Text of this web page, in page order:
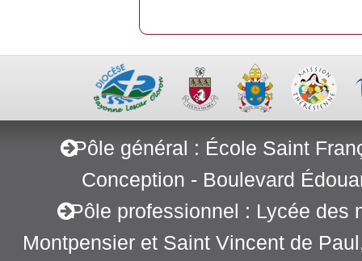
Pôle général : École Saint
Conception - Boulevard
Pôle professionnel : Lycée des
Montpensier et Saint Vincent de